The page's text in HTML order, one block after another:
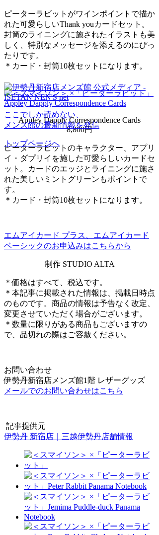
ピーターラビットがワインポイントで描か
れた可愛らしいThank youカードセット。
封筒のライニングに施されたイラストも美
しく、特別なメッセージを添えるのにぴっ
たりです。
＊カード・封筒10枚セットになります。
Appley Dapply Correspondence Cards
8,800円
ピーターラビットのキャラクター、アプリ
イ・ダプリイを施した可愛らしいカードセ
ット。カードのエッジとライニングに施さ
れた美しいミントグリーンもポイントで
す。
＊カード・封筒10枚セットになります。
エムアイカード プラス、エムアイカード
ベーシックのお申込みはこちらから
制作 STUDIO ALTA
＊価格はすべて、税込です。
＊本記事に掲載された情報は、掲載日時点
のものです。商品の情報は予告なく改定、
変更させていただく場合がございます。
＊数量に限りがある商品もございますの
で、品切れの際はご容赦ください。
お問い合わせ
伊勢丹新宿店メンズ館1階 レザーグッズ
メールでのお問い合わせはこちら
記事提供元
伊勢丹 新宿店｜三越伊勢丹店舗情報
ここでしか読めない、
メンズ館の最新情報を発信
トップページへ